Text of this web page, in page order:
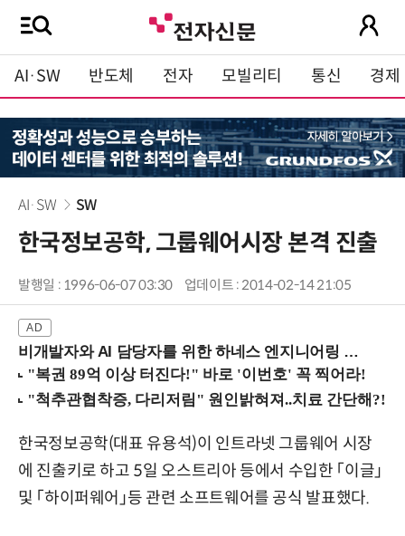
AI·SW 반도체 전자 모빌리티 통신 경제
AI·SW SW
한국정보공학, 그룹웨어시장 본격 진출
발행일 : 1996-06-07 03:30 업데이트 : 2014-02-14 21:05
비개발자와 AI 담당자를 위한 하네스 엔지니어링 입문과정 (8/20 신논현역)
한국정보공학(대표 유용석)이 인트라넷 그룹웨어 시장
에 진출키로 하고 5일 오스트리아 등에서 수입한 「이글」
및 「하이퍼웨어」등 관련 소프트웨어를 공식 발표했다.